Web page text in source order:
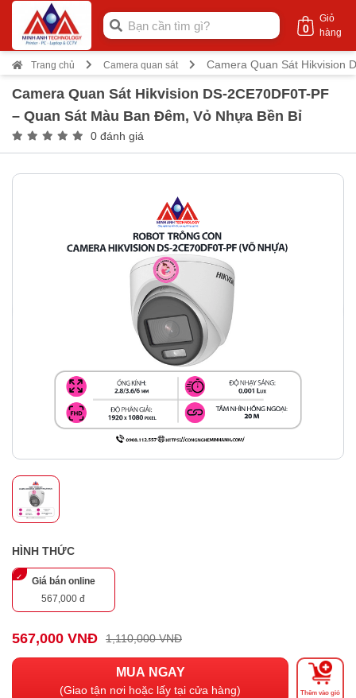
Giỏ
hàng
0
Trang chủ Camera quan sát Camera Quan Sát Hikvision
Camera Quan Sát Hikvision DS-2CE70DF0T-PF
– Quan Sát Màu Ban Đêm, Vỏ Nhựa Bền Bỉ
0 đánh giá
HÌNH THỨC
Giá bán online
567,000 đ
567,000 VNĐ 1,110,000 VNĐ
MUA NGAY
(Giao tận nơi hoặc lấy tại cửa hàng) Thêm vào giỏ